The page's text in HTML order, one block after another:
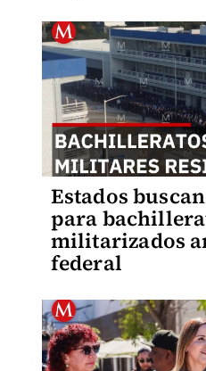
Estados
para
militarizados
federal